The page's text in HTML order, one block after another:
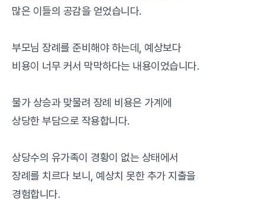
많은 이들의 공감을 얻었습니다.
부모님 장례를 준비해야 하는데, 예상보다
비용이 너무 커서 막막하다는 내용이었습니다.
물가 상승과 맞물려 장례 비용은 가계에
상당한 부담으로 작용합니다.
상당수의 유가족이 경황이 없는 상태에서
장례를 치르다 보니, 예상치 못한 추가 지출을
경험합니다.